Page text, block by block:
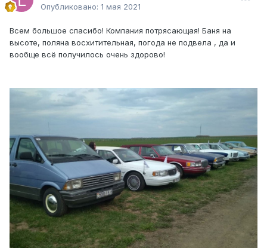
Опубликовано: 1 мая 2021
Всем большое спасибо! Компания потрясающая! Баня на
высоте, поляна восхитительная, погода не подвела , да и
вообще всё получилось очень здорово!